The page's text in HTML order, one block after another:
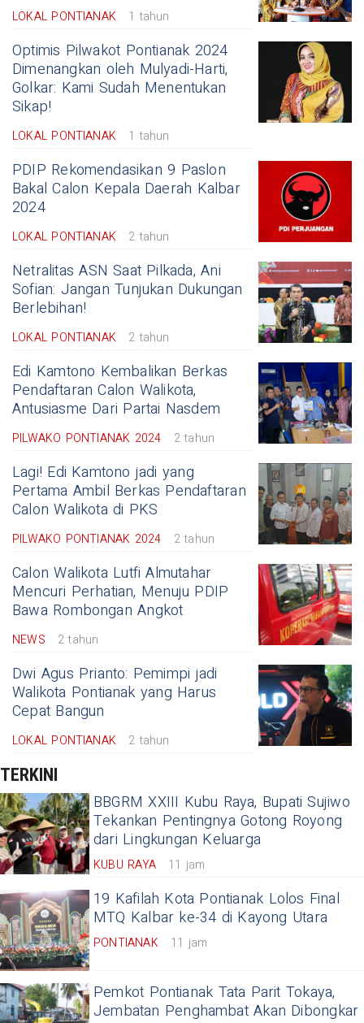
LOKAL PONTIANAK 1 tahun
Optimis Pilwakot Pontianak 2024
Dimenangkan oleh Mulyadi-Harti,
Golkar: Kami Sudah Menentukan
Sikap!
LOKAL PONTIANAK 1 tahun
PDIP Rekomendasikan 9 Paslon
Bakal Calon Kepala Daerah Kalbar
2024
LOKAL PONTIANAK 2 tahun
Netralitas ASN Saat Pilkada, Ani
Sofian: Jangan Tunjukan Dukungan
Berlebihan!
LOKAL PONTIANAK 2 tahun
Edi Kamtono Kembalikan Berkas
Pendaftaran Calon Walikota,
Antusiasme Dari Partai Nasdem
PILWAKO PONTIANAK 2024 2 tahun
Lagi! Edi Kamtono jadi yang
Pertama Ambil Berkas Pendaftaran
Calon Walikota di PKS
PILWAKO PONTIANAK 2024 2 tahun
Calon Walikota Lutfi Almutahar
Mencuri Perhatian, Menuju PDIP
Bawa Rombongan Angkot
NEWS 2 tahun
Dwi Agus Prianto: Pemimpi jadi
Walikota Pontianak yang Harus
Cepat Bangun
LOKAL PONTIANAK 2 tahun
TERKINI
BBGRM XXIII Kubu Raya, Bupati Sujiwo
Tekankan Pentingnya Gotong Royong
dari Lingkungan Keluarga
KUBU RAYA 11 jam
19 Kafilah Kota Pontianak Lolos Final
MTQ Kalbar ke-34 di Kayong Utara
PONTIANAK 11 jam
Pemkot Pontianak Tata Parit Tokaya,
Jembatan Penghambat Akan Dibongkar